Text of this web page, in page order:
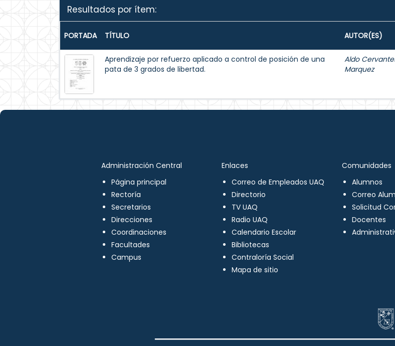
Resultados por ítem:
PORTADA TÍTULO AUTOR(ES)
Aprendizaje por refuerzo aplicado a control de posición de una
pata de 3 grados de libertad.
Aldo
Marquez
Administración Central
Página principal
Rectoría
Secretarios
Direcciones
Coordinaciones
Facultades
Campus
Enlaces
Correo de Empleados UAQ
Directorio
TV UAQ
Radio UAQ
Calendario Escolar
Bibliotecas
Contraloría Social
Mapa de sitio
Comunidades
Alumnos
Correo
Solicitud
Docentes